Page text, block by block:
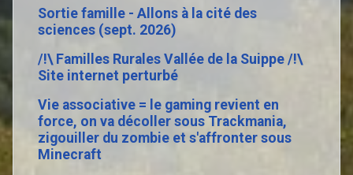
Sortie famille - Allons à la cité des
sciences (sept. 2026)
/!\ Familles Rurales Vallée de la Suippe /!\
Site internet perturbé
Vie associative = le gaming revient en
force, on va décoller sous Trackmania,
zigouiller du zombie et s'affronter sous
Minecraft